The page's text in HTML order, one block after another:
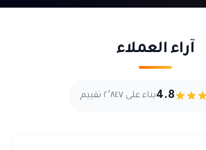
آراء العملاء
4.8بناء على ٢٬٨٤٧ تقييم